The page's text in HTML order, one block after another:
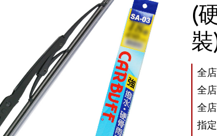
(
全
全
全
指